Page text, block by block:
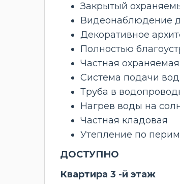
Закрытый
Видеонаблюдение
Декоративное
Полностью
Частная
Система подачи
Труба в
Нагрев воды на
Частная кладовая
Утепление по
ДОСТУПНО
Квартира 3 -й этаж